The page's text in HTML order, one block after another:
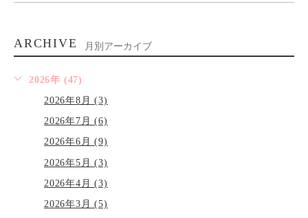
ARCHIVE 月別アーカイブ
2026年 (47)
2026年8月 (3)
2026年7月 (6)
2026年6月 (9)
2026年5月 (3)
2026年4月 (3)
2026年3月 (5)